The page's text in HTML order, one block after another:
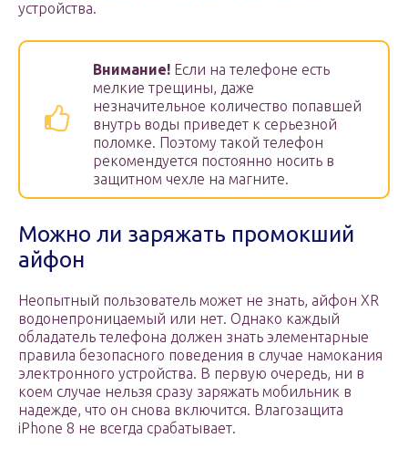
устройства.
Внимание! Если на телефоне есть
мелкие трещины, даже
незначительное количество попавшей
внутрь воды приведет к серьезной
поломке. Поэтому такой телефон
рекомендуется постоянно носить в
защитном чехле на магните.
Можно ли заряжать промокший
айфон
Неопытный пользователь может не знать, айфон XR
водонепроницаемый или нет. Однако каждый
обладатель телефона должен знать элементарные
правила безопасного поведения в случае намокания
электронного устройства. В первую очередь, ни в
коем случае нельзя сразу заряжать мобильник в
надежде, что он снова включится. Влагозащита
iPhone 8 не всегда срабатывает.